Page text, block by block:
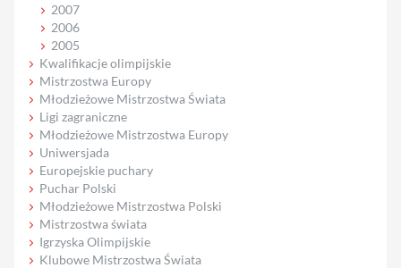
2007
2006
2005
Kwalifikacje olimpijskie
Mistrzostwa Europy
Młodzieżowe Mistrzostwa Świata
Ligi zagraniczne
Młodzieżowe Mistrzostwa Europy
Uniwersjada
Europejskie puchary
Puchar Polski
Młodzieżowe Mistrzostwa Polski
Mistrzostwa świata
Igrzyska Olimpijskie
Klubowe Mistrzostwa Świata